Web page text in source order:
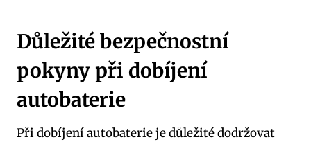
Důležité bezpečnostní
pokyny při dobíjení
autobaterie
Při dobíjení autobaterie je důležité dodržovat